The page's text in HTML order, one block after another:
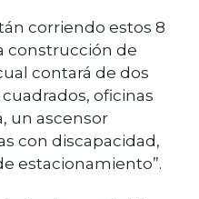
corriendo estos 8
construcción de
contará de dos
oficinas
un ascensor
con discapacidad,
estacionamiento”.